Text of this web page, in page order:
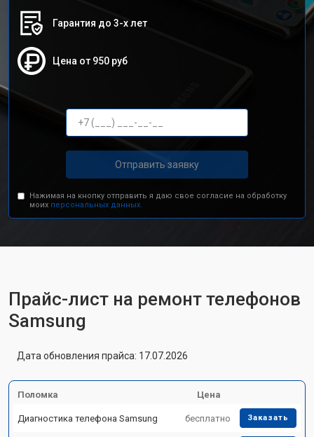
Гарантия до 3-х лет
Цена от 950 руб
Отправить заявку
Нажимая на кнопку отправить я даю свое согласие на обработку
моих персональных данных.
Прайс-лист на ремонт телефонов
Samsung
Дата обновления прайса: 17.07.2026
Поломка Цена
Диагностика телефона Samsung бесплатно Заказать